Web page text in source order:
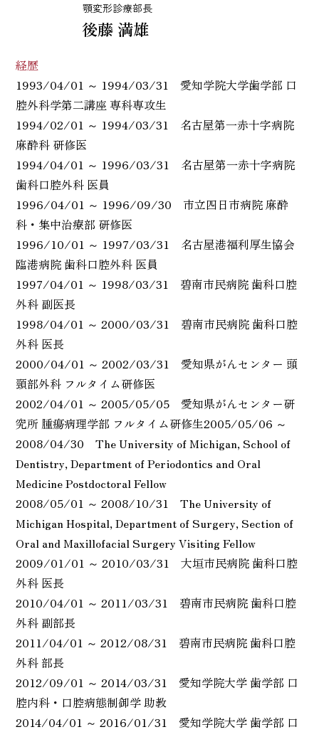
顎変形診療部長
後藤 満雄
経歴
1993/04/01 ～ 1994/03/31 愛知学院大学歯学部 口
腔外科学第二講座 専科専攻生
1994/02/01 ～ 1994/03/31 名古屋第一赤十字病院
麻酔科 研修医
1994/04/01 ～ 1996/03/31 名古屋第一赤十字病院
歯科口腔外科 医員
1996/04/01 ～ 1996/09/30 市立四日市病院 麻酔
科・集中治療部 研修医
1996/10/01 ～ 1997/03/31 名古屋港福利厚生協会
臨港病院 歯科口腔外科 医員
1997/04/01 ～ 1998/03/31 碧南市民病院 歯科口腔
外科 副医長
1998/04/01 ～ 2000/03/31 碧南市民病院 歯科口腔
外科 医長
2000/04/01 ～ 2002/03/31 愛知県がんセンター 頭
頸部外科 フルタイム研修医
2002/04/01 ～ 2005/05/05 愛知県がんセンター研
究所 腫瘍病理学部 フルタイム研修生2005/05/06 ～
2008/04/30 The University of Michigan, School of
Dentistry, Department of Periodontics and Oral
Medicine Postdoctoral Fellow
2008/05/01 ～ 2008/10/31 The University of
Michigan Hospital, Department of Surgery, Section of
Oral and Maxillofacial Surgery Visiting Fellow
2009/01/01 ～ 2010/03/31 大垣市民病院 歯科口腔
外科 医長
2010/04/01 ～ 2011/03/31 碧南市民病院 歯科口腔
外科 副部長
2011/04/01 ～ 2012/08/31 碧南市民病院 歯科口腔
外科 部長
2012/09/01 ～ 2014/03/31 愛知学院大学 歯学部 口
腔内科・口腔病態制御学 助教
2014/04/01 ～ 2016/01/31 愛知学院大学 歯学部 口